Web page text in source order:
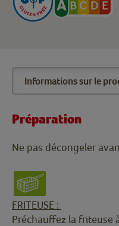
Préparation
Ne pas décongeler
FRITEUSE :
Préchauffez la friteuse